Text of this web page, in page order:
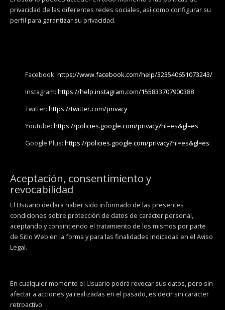
privacidad de las diferentes redes sociales, así como configurar su
perfil para garantizar su privacidad.
Facebook: https://www.facebook.com/help/323540651073243/
Instagram: https://help.instagram.com/155833707900388
Twitter: https://twitter.com/privacy
Youtube: https://policies.google.com/privacy?hl=es&gl=es
Google Plus: https://policies.google.com/privacy?hl=es&gl=es
Aceptación, consentimiento y
revocabilidad
El Usuario declara haber sido informado de las presentes
condiciones sobre protección de datos de carácter personal,
aceptando y consintiendo el tratamiento de los mismos por parte
de Sitio Web en la forma y para las finalidades indicadas en el Aviso
Legal.
En cualquier momento el Usuario podrá revocar sus datos, pero sin
afectar a acciones ya realizadas en el pasado, es decir sin carácter
retroactivo.